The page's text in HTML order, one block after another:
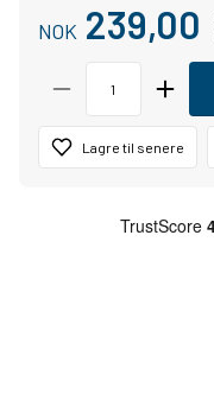
NOK 239,00
Lagre til senere